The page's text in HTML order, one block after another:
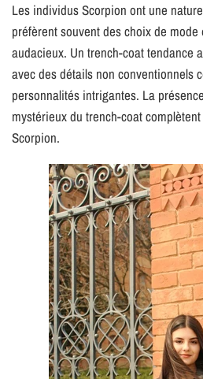
Les individus Scorpion ont une
préfèrent souvent des choix de
audacieux. Un trench-coat tendance
avec des détails non conventionnels
personnalités intrigantes. La
mystérieux du trench-coat
Scorpion.